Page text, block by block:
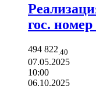
гос.
494 822 .40
07.05.2025
10:00
06.10.2025